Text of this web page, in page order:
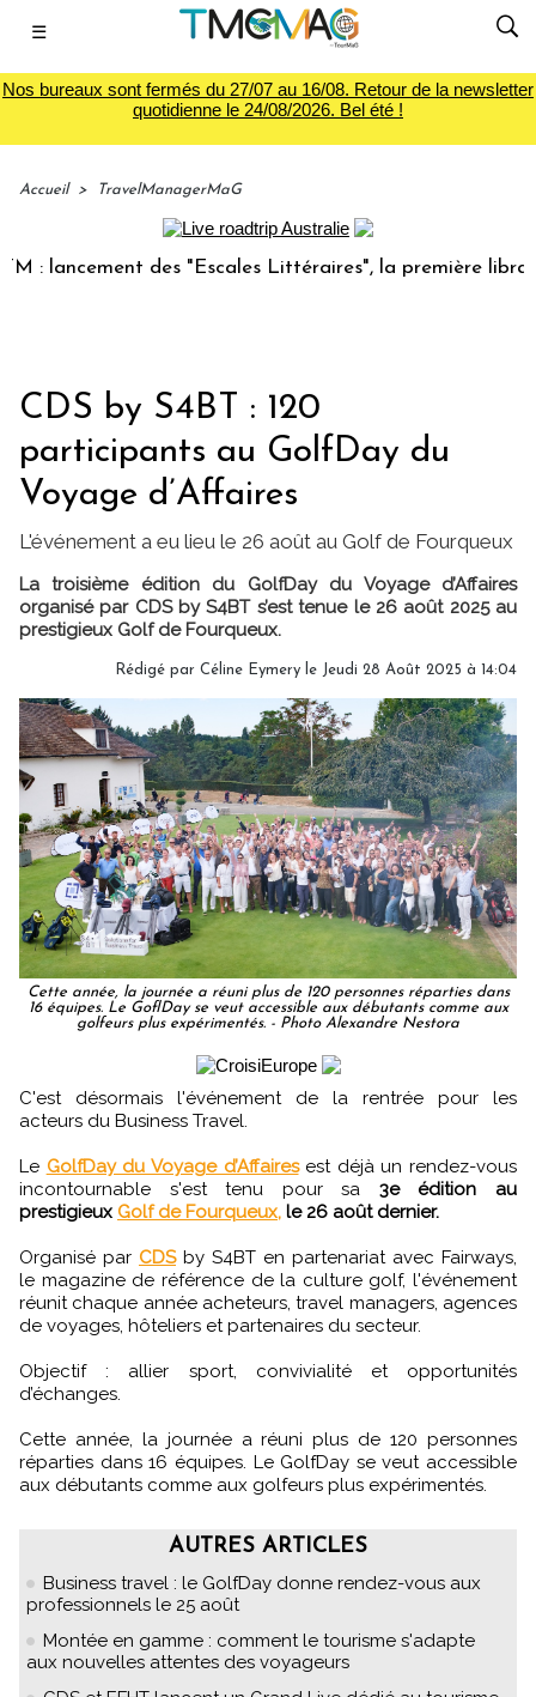
☰
Nos bureaux sont fermés du 27/07 au 16/08. Retour de la newsletter
quotidienne le 24/08/2026. Bel été !
Accueil > TravelManagerMaG
des "Escales Littéraires", la première librairie
CDS by S4BT : 120
participants au GolfDay du
Voyage d’Affaires
L'événement a eu lieu le 26 août au Golf de Fourqueux
La troisième édition du GolfDay du Voyage d’Affaires
organisé par CDS by S4BT s’est tenue le 26 août 2025 au
prestigieux Golf de Fourqueux.
Rédigé par Céline Eymery le Jeudi 28 Août 2025 à 14:04
Cette année, la journée a réuni plus de 120 personnes réparties dans
16 équipes. Le GoflDay se veut accessible aux débutants comme aux
golfeurs plus expérimentés. - Photo Alexandre Nestora
C'est désormais l'événement de la rentrée pour les
acteurs du Business Travel.
Le GolfDay du Voyage d’Affairesest déjà un rendez-vous
incontournable s'est tenu pour sa 3e édition au
prestigieux Golf de Fourqueux, le 26 août dernier.
Organisé par CDSby S4BT en partenariat avec Fairways,
le magazine de référence de la culture golf, l'événement
réunit chaque année acheteurs, travel managers, agences
de voyages, hôteliers et partenaires du secteur.
Objectif : allier sport, convivialité et opportunités
d’échanges.
Cette année, la journée a réuni plus de 120 personnes
réparties dans 16 équipes. Le GolfDay se veut accessible
aux débutants comme aux golfeurs plus expérimentés.
AUTRES ARTICLES
Business travel : le GolfDay donne rendez-vous aux
professionnels le 25 août
Montée en gamme : comment le tourisme s'adapte
aux nouvelles attentes des voyageurs